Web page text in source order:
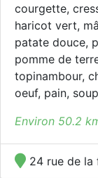
courgette,
haricot vert,
patate douce,
pomme de
topinambour,
oeuf, pain,
Environ 50.2
24 rue de la